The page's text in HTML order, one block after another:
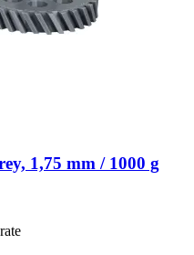
1,75 mm / 1000 g